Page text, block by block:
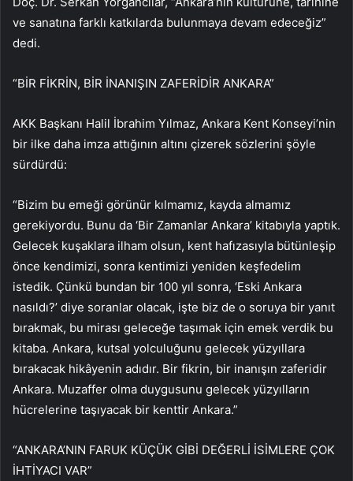
ve sanatına farklı katkılarda bulunmaya devam edeceğiz”
dedi.
“BİR FİKRİN, BİR İNANIŞIN ZAFERİDİR ANKARA”
AKK Başkanı Halil İbrahim Yılmaz, Ankara Kent Konseyi’nin
bir ilke daha imza attığının altını çizerek sözlerini şöyle
sürdürdü:
“Bizim bu emeği görünür kılmamız, kayda almamız
gerekiyordu. Bunu da ‘Bir Zamanlar Ankara’ kitabıyla yaptık.
Gelecek kuşaklara ilham olsun, kent hafızasıyla bütünleşip
önce kendimizi, sonra kentimizi yeniden keşfedelim
istedik. Çünkü bundan bir 100 yıl sonra, ‘Eski Ankara
nasıldı?’ diye soranlar olacak, işte biz de o soruya bir yanıt
bırakmak, bu mirası geleceğe taşımak için emek verdik bu
kitaba. Ankara, kutsal yolculuğunu gelecek yüzyıllara
bırakacak hikâyenin adıdır. Bir fikrin, bir inanışın zaferidir
Ankara. Muzaffer olma duygusunu gelecek yüzyılların
hücrelerine taşıyacak bir kenttir Ankara.”
“ANKARA’NIN FARUK KÜÇÜK GİBİ DEĞERLİ İSİMLERE ÇOK
İHTİYACI VAR”